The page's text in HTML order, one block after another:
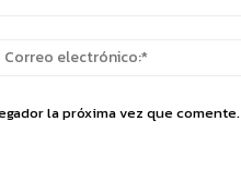
la próxima vez que comente.